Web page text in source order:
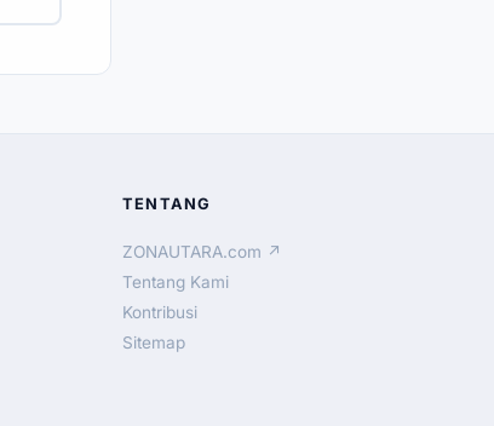
TENTANG
ZONAUTARA.com ↗
Tentang Kami
Kontribusi
Sitemap